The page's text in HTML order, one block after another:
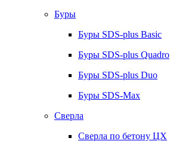
Буры
Буры SDS-plus Basic
Буры SDS-plus Quadro
Буры SDS-plus Duo
Буры SDS-Max
Сверла
Сверла по бетону ЦХ